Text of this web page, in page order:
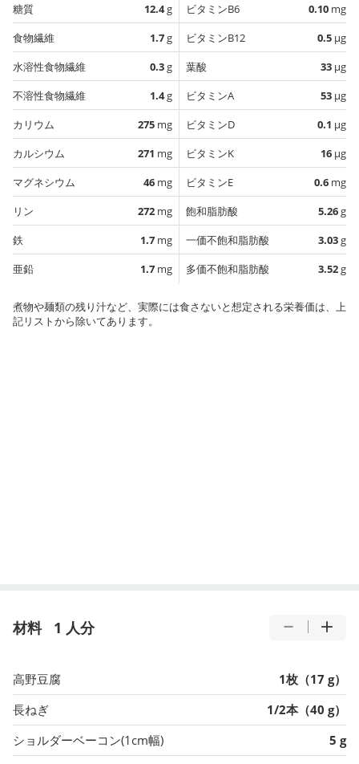
糖質
12.4g
食物繊維
1.7g
水溶性食物繊維
0.3g
不溶性食物繊維
1.4g
カリウム
275 mg
カルシウム
271 mg
マグネシウム
46 mg
リン
272 mg
鉄
1.7 mg
亜鉛
1.7 mg
ビタミンB6
0.10 mg
ビタミンB12
0.5 µg
葉酸
33 µg
ビタミンA
53 µg
ビタミンD
0.1 µg
ビタミンK
16 µg
ビタミンE
0.6 mg
飽和脂肪酸
5.26g
一価不飽和脂肪酸
3.03g
多価不飽和脂肪酸
3.52g
煮物や麺類の残り汁など、実際には食さないと想定される栄養価は、上
記リストから除いてあります。
材料 1 人分
高野豆腐
1枚（17 g）
長ねぎ
1/2本（40 g）
ショルダーベーコン(1cm幅)
5 g